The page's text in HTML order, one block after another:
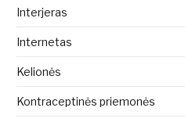
Interjeras
Internetas
Kelionės
Kontraceptinės priemonės